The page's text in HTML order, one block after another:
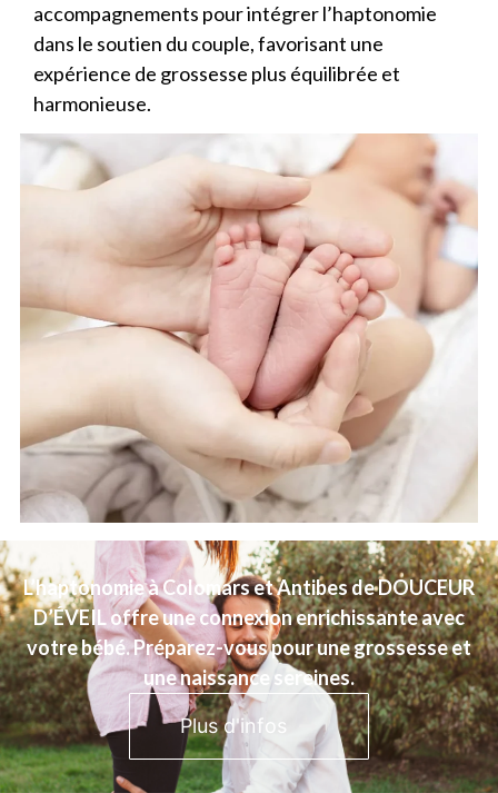
accompagnements pour intégrer l’haptonomie
dans le soutien du couple, favorisant une
expérience de grossesse plus équilibrée et
harmonieuse.
L’haptonomie à Colomars et Antibes de DOUCEUR
D’ÉVEIL offre une connexion enrichissante avec
votre bébé. Préparez-vous pour une grossesse et
une naissance sereines.
Plus d'infos